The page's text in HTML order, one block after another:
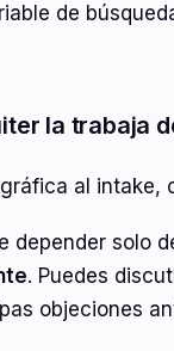
de
la trabaja
al intake,
depender solo
. Puedes
objeciones